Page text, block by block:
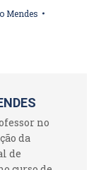
Mendes
no
da
de